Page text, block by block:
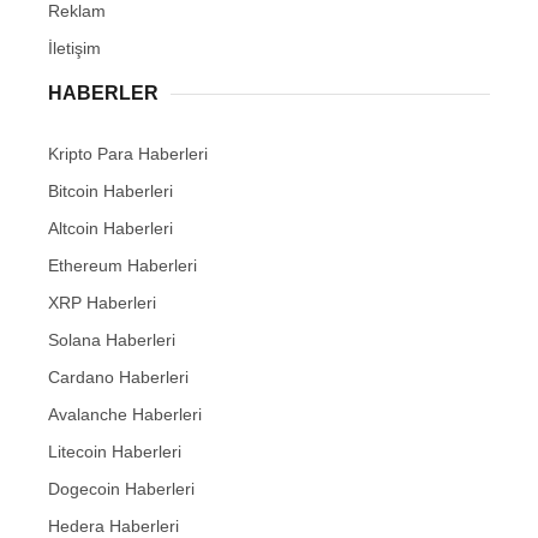
Reklam
İletişim
HABERLER
Kripto Para Haberleri
Bitcoin Haberleri
Altcoin Haberleri
Ethereum Haberleri
XRP Haberleri
Solana Haberleri
Cardano Haberleri
Avalanche Haberleri
Litecoin Haberleri
Dogecoin Haberleri
Hedera Haberleri